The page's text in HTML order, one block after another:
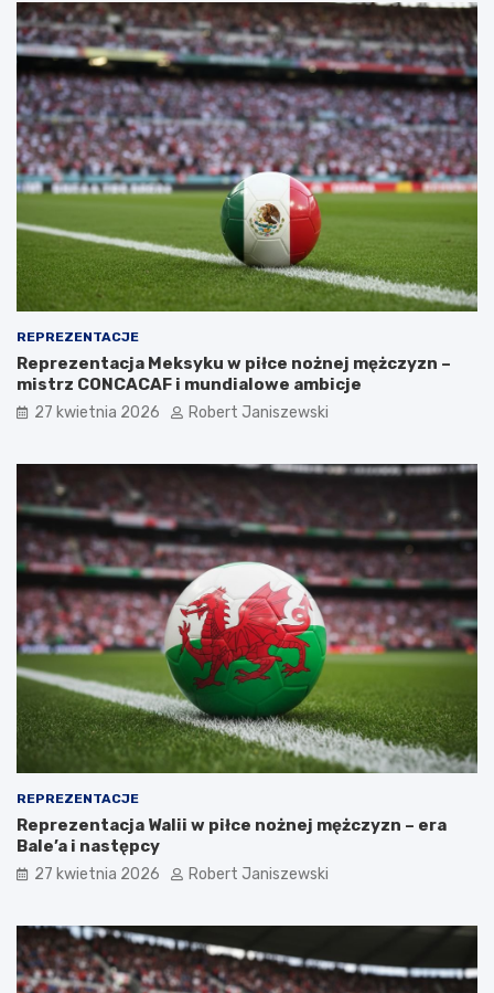
REPREZENTACJE
Reprezentacja Meksyku w piłce nożnej mężczyzn –
mistrz CONCACAF i mundialowe ambicje
27 kwietnia 2026 Robert Janiszewski
REPREZENTACJE
Reprezentacja Walii w piłce nożnej mężczyzn – era
Bale’a i następcy
27 kwietnia 2026 Robert Janiszewski